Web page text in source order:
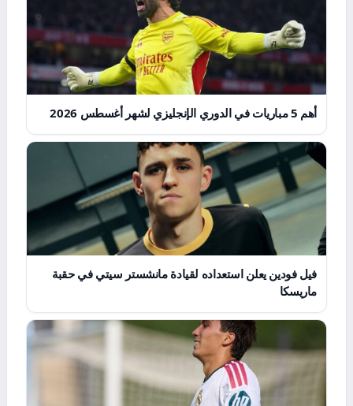
أهم 5 مباريات في الدوري الإنجليزي لشهر أغسطس 2026
فيل فودين يعلن استعداده لقيادة مانشستر سيتي في حقبة
ماريسكا